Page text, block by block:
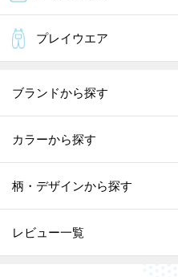
プレイウエア
ブランドから探す
カラーから探す
柄・デザインから探す
レビュー一覧